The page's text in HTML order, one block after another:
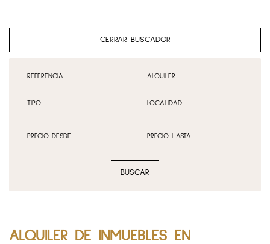
CERRAR BUSCADOR
BUSCAR
ALQUILER DE INMUEBLES EN